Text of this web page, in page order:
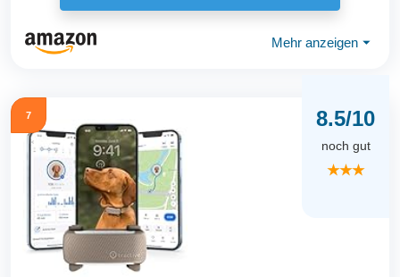
Mehr anzeigen ⏷
7 8.5/10
noch gut
★★★